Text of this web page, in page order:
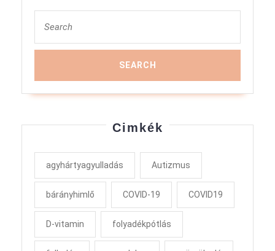
for:
Cimkék
agyhártyagyulladás Autizmus
bárányhimlő COVID-19 COVID19
D-vitamin folyadékpótlás